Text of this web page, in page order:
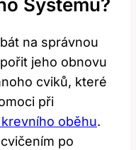
Systému?
na správnou
jeho obnovu
cviků, které
při
oběhu.
po